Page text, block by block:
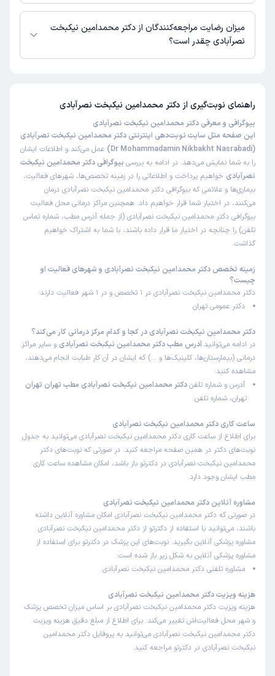
دکتر محمدامین نیکبخت نصرآبادی از روز چهارشنبه 28 مرداد 1405 بیمار جدید
می‌پذیرند.
میزان رضایت مراجعه‌کنندگان از دکتر محمدامین نیکبخت
نصرآبادی چقدر است؟
راهنمای نوبت‌گیری از دکتر محمدامین نیکبخت نصرآبادی
بیوگرافی و معرفی دکتر محمدامین نیکبخت نصرآبادی
این صفحه مثل سایت نوبت‌دهی اینترنتی دکتر محمدامین نیکبخت نصرآبادی
(Dr Mohammadamin Nikbakht Nasrabadi)
عمل می‌کند و اطلاعات ایشان
را به شما نمایش می‌دهد. در ادامه به بررسی بیوگرافی دکتر محمدامین نیکبخت
نصرآبادی خواهیم پرداخت و اطلاعاتی را در زمینه تخصص‌ها، شهرهای فعالیت،
بیماری‌ها و علائمی که بیوگرافی دکتر محمدامین نیکبخت نصرآبادی درمان
می‌کنند، در اختیار شما قرار خواهیم داد. همچنین مراکز درمانی محل فعالیت
بیوگرافی دکتر محمدامین نیکبخت نصرآبادی (از جمله آدرس مطب، شماره تماس
تلفن) را چنانچه در اختیار ما قرار داده باشند، با شما به اشتراک خواهیم
گذاشت.
زمینه تخصص دکتر محمدامین نیکبخت نصرآبادی و شهرهای فعالیت او
چیست؟
دکتر محمدامین نیکبخت نصرآبادی در 1 تخصص و در 1 شهر فعالیت دارند:
دکتر عمومی تهران
دکتر محمدامین نیکبخت نصرآبادی در کجا و کدام مرکز درمانی کار می‌کند؟
در ادامه می‌توانید آدرس مطب دکتر محمدامین نیکبخت نصرآبادی و سایر مراکز
درمانی (بیمارستان‌ها، کلینیک‌ها و …) که ایشان در آن کار طبابت انجام می‌دهند،
مشاهده کنید:
آدرس و شماره تلفندکتر محمدامین نیکبخت نصرآبادی مطب تهران تهران
تهران، شماره تلفن:
ساعت کاری دکتر محمدامین نیکبخت نصرآبادی
برای اطلاع از ساعت کاری دکتر محمدامین نیکبخت نصرآبادی می‌توانید به جدول
نوبت‌های دکتر در همین صفحه مراجعه کنید. در صورتی که نوبت‌های دکتر
محمدامین نیکبخت نصرآبادی در دکترتو باز باشد، امکان مشاهده ساعت کاری
مطب ایشان وجود دارد.
مشاوره آنلاین دکتر محمدامین نیکبخت نصرآبادی
در صورتی که دکتر محمدامین نیکبخت نصرآبادی امکان مشاوره آنلاین داشته
باشند، می‌توانید با استفاده از دکترتو از دکتر محمدامین نیکبخت نصرآبادی
مشاوره پزشکی آنلاین بگیرید. نوبت‌های این پزشک در دکترتو برای استفاده از
مشاوره پزشکی آنلاین به شکل زیر باز شده است:
مشاوره تلفنی دکتر محمدامین نیکبخت نصرآبادی
هزینه ویزیت دکتر محمدامین نیکبخت نصرآبادی
هزینه ویزیت دکتر محمدامین نیکبخت نصرآبادی بر اساس میزان تخصص پزشک
و شهر محل فعالیت‌اش تغییر می‌کند. برای اطلاع از مبلغ دقیق هزینه ویزیت
دکتر محمدامین نیکبخت نصرآبادی می‌توانید به پروفایل دکتر محمدامین
نیکبخت نصرآبادی در دکترتو مراجعه کنید.